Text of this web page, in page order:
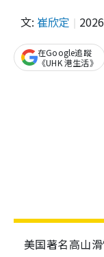
文: 崔欣定
在Google追蹤
《UHK 港生活》
美国著名高山